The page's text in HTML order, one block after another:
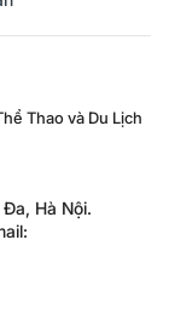
Thao và Du Lịch
Hà Nội.